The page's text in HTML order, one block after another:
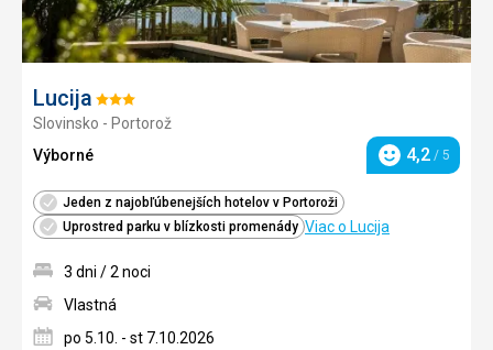
Lucija Hodnotenie:
3/5
Slovinsko - Portorož
Výborné
Hodnotenie
4,2 / 5
Jeden z najobľúbenejších hotelov v Portoroži
Uprostred parku v blízkosti promenády Viac o Lucija
3 dni / 2 noci
Vlastná
po 5.10. - st 7.10.2026